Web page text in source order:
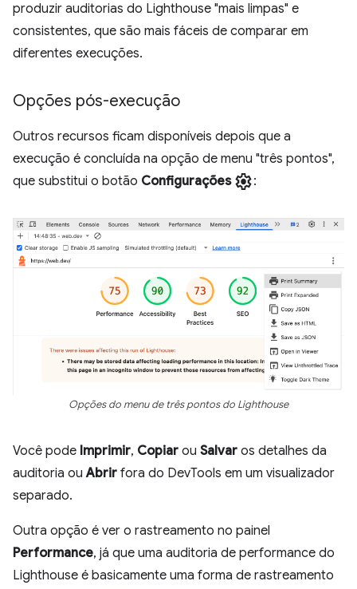
produzir auditorias do Lighthouse "mais limpas" e
consistentes, que são mais fáceis de comparar em
diferentes execuções.
Opções pós-execução
Outros recursos ficam disponíveis depois que a
execução é concluída na opção de menu "três pontos",
que substitui o botão Configurações settings:
Opções do menu de três pontos do Lighthouse
Você pode Imprimir, Copiar ou Salvar os detalhes da
auditoria ouAbrir fora do DevTools em um visualizador
separado.
Outra opção é ver o rastreamento no painel
Performance, já que uma auditoria de performance do
Lighthouse é basicamente uma forma de rastreamento